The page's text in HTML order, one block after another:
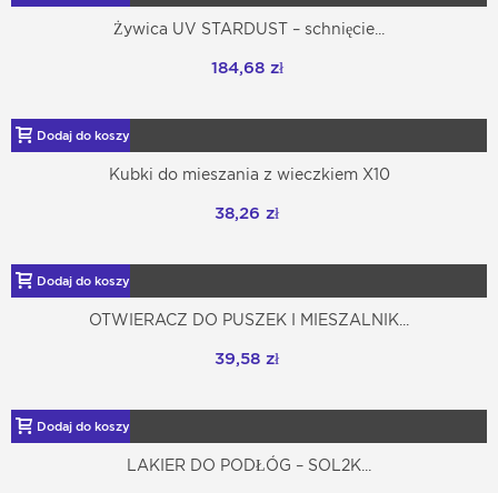
Żywica UV STARDUST – schnięcie...
184,68 zł
Dodaj do koszyka
Kubki do mieszania z wieczkiem X10
38,26 zł
Dodaj do koszyka
OTWIERACZ DO PUSZEK I MIESZALNIK...
39,58 zł
Dodaj do koszyka
LAKIER DO PODŁÓG – SOL2K...